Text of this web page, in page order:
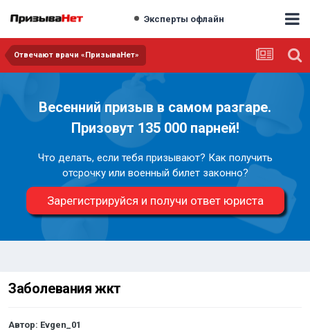
Эксперты офлайн
Отвечают врачи «ПризываНет»
Весенний призыв в самом разгаре.
Призовут 135 000 парней!
Что делать, если тебя призывают? Как получить
отсрочку или военный билет законно?
Зарегистрируйся и получи ответ юриста
Заболевания жкт
Автор: Evgen_01